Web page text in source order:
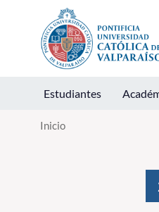
Click acá para ir directamente al
Estudiantes
Inicio